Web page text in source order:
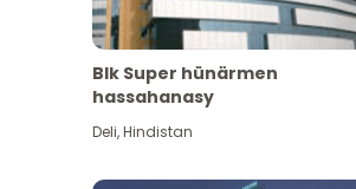
Blk Super hünärmen
hassahanasy
Deli,Hindistan